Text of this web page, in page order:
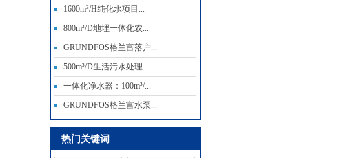
1600m³/H纯化水项目...
800m³/D地埋一体化农...
GRUNDFOS格兰富落户...
500m³/D生活污水处理...
一体化净水器：100m³/...
GRUNDFOS格兰富水泵...
热门关键词